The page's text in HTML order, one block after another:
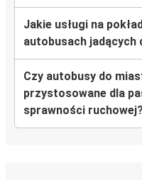
Jakie usługi na
autobusach jadących
Czy autobusy do
przystosowane dla
sprawności ruchowej?